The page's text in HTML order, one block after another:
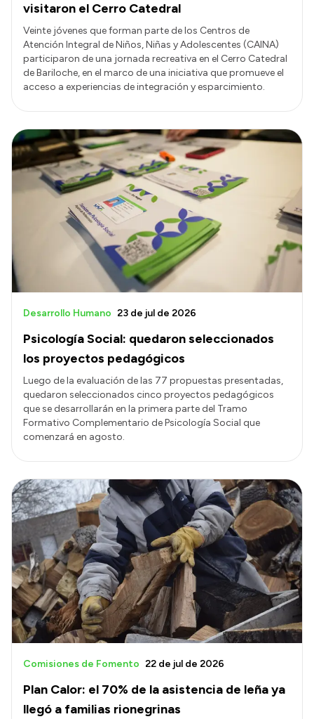
visitaron el Cerro Catedral
Veinte jóvenes que forman parte de los Centros de
Atención Integral de Niños, Niñas y Adolescentes (CAINA)
participaron de una jornada recreativa en el Cerro Catedral
de Bariloche, en el marco de una iniciativa que promueve el
acceso a experiencias de integración y esparcimiento.
Psicología Social: quedaron seleccionados
los proyectos pedagógicos
Desarrollo Humano 23 de jul de 2026
Luego de la evaluación de las 77 propuestas presentadas,
quedaron seleccionados cinco proyectos pedagógicos
que se desarrollarán en la primera parte del Tramo
Formativo Complementario de Psicología Social que
comenzará en agosto.
Plan Calor: el 70% de la asistencia de leña ya
llegó a familias rionegrinas
Comisiones de Fomento 22 de jul de 2026